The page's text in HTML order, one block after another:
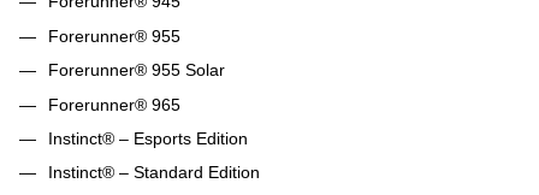
Forerunner® 955
Forerunner® 955 Solar
Forerunner® 965
Instinct® – Esports Edition
Instinct® – Standard Edition